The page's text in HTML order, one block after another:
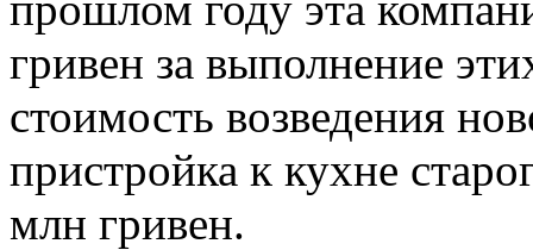
гривен за выполнение
стоимость возведения
пристройка к кухне
млн гривен.